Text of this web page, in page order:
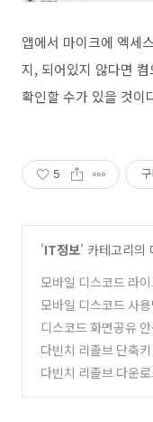
앱에서 마이크에 엑세
지, 되어있지 않다면
확인할 수가 있을 것이
5 구
'IT정보' 카테고리의
모바일 디스코드 라
(0)
모바일 디스코드 사용
디스코드 화면공유
(4)
다빈치 리졸브 단축
다빈치 리졸브 다운